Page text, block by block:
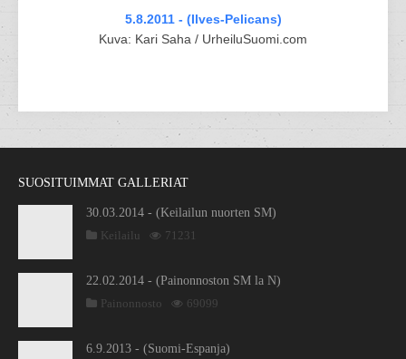
5.8.2011 - (Ilves-Pelicans)
Kuva: Kari Saha / UrheiluSuomi.com
SUOSITUIMMAT GALLERIAT
30.03.2014 - (Keilailun nuorten SM)
Keilailu
71231
22.02.2014 - (Painonnoston SM la N)
Painonnosto
69099
6.9.2013 - (Suomi-Espanja)